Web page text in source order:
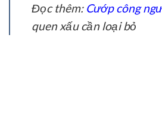
Đọc thêm: Cướp công
quen xấu cần loại bỏ